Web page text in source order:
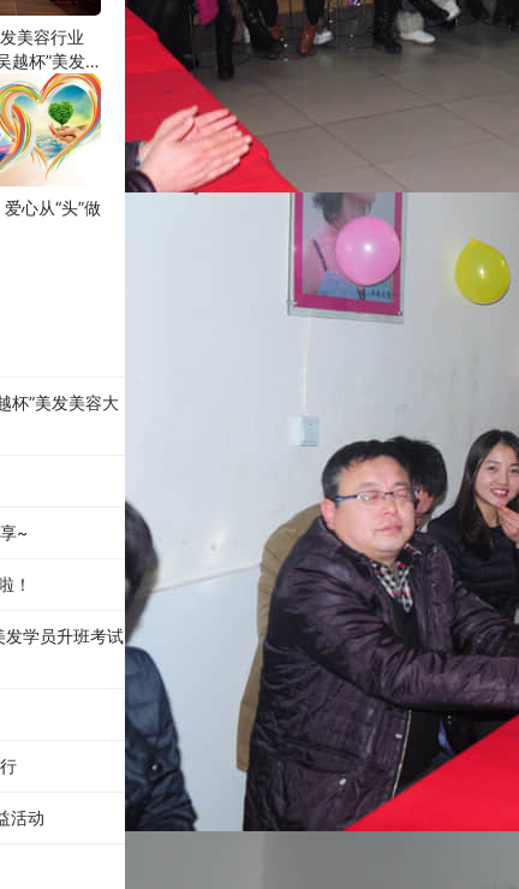
美容行业
越杯”美发
满闭幕
心从“头”做
杯”美发美容大
~
！
学员升班考试
活动